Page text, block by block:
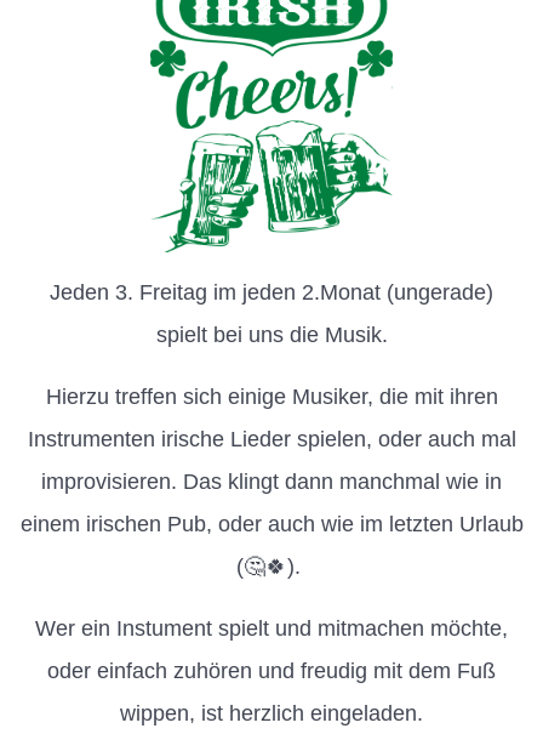
Jeden 3. Freitag im jeden 2.Monat (ungerade)
spielt bei uns die Musik.
Hierzu treffen sich einige Musiker, die mit ihren
Instrumenten irische Lieder spielen, oder auch mal
improvisieren. Das klingt dann manchmal wie in
einem irischen Pub, oder auch wie im letzten Urlaub
(🤔🍀).
Wer ein Instument spielt und mitmachen möchte,
oder einfach zuhören und freudig mit dem Fuß
wippen, ist herzlich eingeladen.